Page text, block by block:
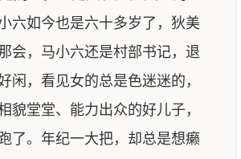
六如今也是六十多岁了，狄美
会，马小六还是村部书记，退
闲，看见女的总是色迷迷的，
貌堂堂、能力出众的好儿子，
了。年纪一大把，却总是想癞